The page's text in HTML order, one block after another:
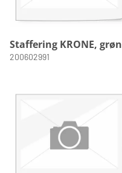
Staffering KRONE, grøn
200602991